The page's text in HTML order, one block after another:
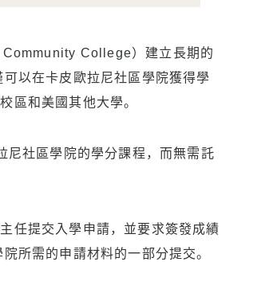
College）建立長期的
以在卡皮歐拉尼社區學院獲得學
區和美國其他大學。
尼社區學院的學分課程，而無需託
任提交入學申請，並要求簽發成績
所需的申請材料的一部分提交。